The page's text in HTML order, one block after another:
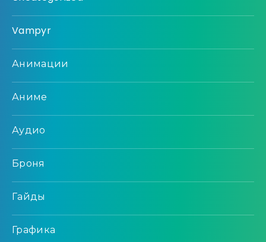
Vampyr
Анимации
Аниме
Аудио
Броня
Гайды
Графика